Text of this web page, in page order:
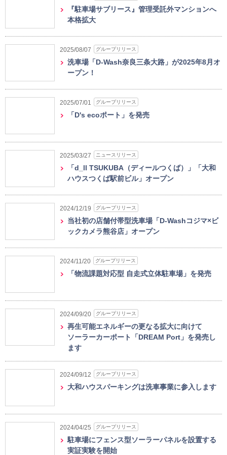
『駐車場サブリース』管理受託外マンションへ
本格拡大
2025/08/07 グループリリース
洗車場「D-Wash奈良三条大路」が2025年8月オ
ープン！
2025/07/01 グループリリース
「D's ecoポート」を発売
2025/03/27 ニュースリリース
「d_ll TSUKUBA（ディールつくば）」「大和
ハウスつくば駅前ビル」オープン
2024/12/19 グループリリース
当社初の店舗付帯型洗車場「D-Washコジマ×ビ
ックカメラ熊谷店」オープン
2024/11/20 グループリリース
「物流課題対応型 自走式立体駐車場」を発売
2024/09/20 グループリリース
再生可能エネルギーの更なる拡大に向けて
ソーラーカーポート「DREAM Port」を発売し
ます
2024/09/12 グループリリース
大和ハウスパーキングは洗車事業に参入します
2024/04/25 グループリリース
駐車場にフェンス型ソーラーパネルを設置する
実証実験を開始